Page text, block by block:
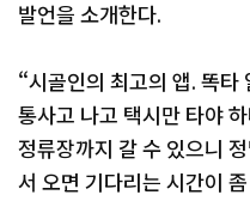
발언을 소개한다.
“시골인의 최고의 앱. 똑타
통사고 나고 택시만 타야
정류장까지 갈 수 있으니
서 오면 기다리는 시간이